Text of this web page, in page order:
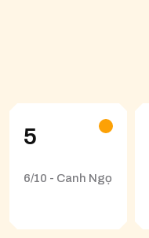
5
6/10 - Canh Ngọ